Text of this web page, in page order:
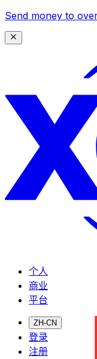
Send money to
个人
商业
平台
ZH-CN
登录
注册